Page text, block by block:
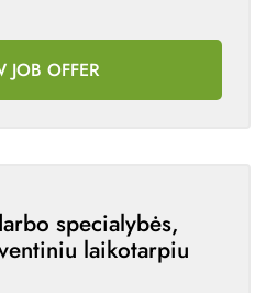
JOB OFFER
specialybės,
laikotarpiu